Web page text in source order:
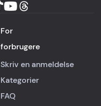
For
forbrugere
Skriv en anmeldelse
Kategorier
FAQ